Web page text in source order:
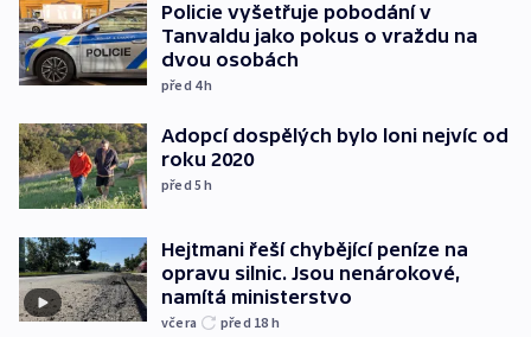
Policie vyšetřuje pobodání v
Tanvaldu jako pokus o vraždu na
dvou osobách
před 4h
Adopcí dospělých bylo loni nejvíc od
roku 2020
před 5h
Hejtmani řeší chybějící peníze na
opravu silnic. Jsou nenárokové,
namítá ministerstvo
včera před 18 h